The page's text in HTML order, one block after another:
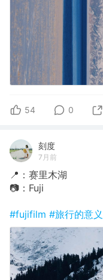
54 0
刻度
7月前
📍：赛里木湖
📷：Fuji
#fujifilm #旅行的意义